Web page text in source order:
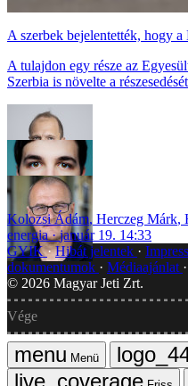
A szerbek bejelentették, hogy
A tulajdon egy része az
Szerbia is növelte a
Kolozsi Ádám, Herczeg Márk,
energia
január 19. 14:33
GYIK Hibát jelentek
dokumentumok
Médiaajánlat
© 2026 Magyar Jeti Zrt.
Vége
Menü